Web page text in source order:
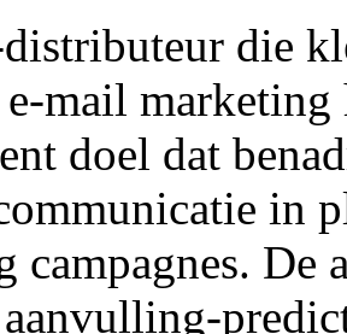
die
mail
doel dat
in
campagnes. De